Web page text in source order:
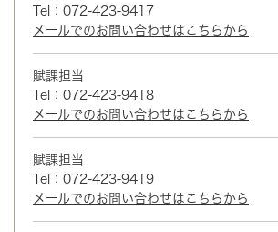
Tel：072-423-9417
メールでのお問い合わせはこちらから
賦課担当
Tel：072-423-9418
メールでのお問い合わせはこちらから
賦課担当
Tel：072-423-9419
メールでのお問い合わせはこちらから